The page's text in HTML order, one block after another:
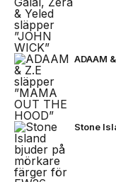
ADAAM
Stone